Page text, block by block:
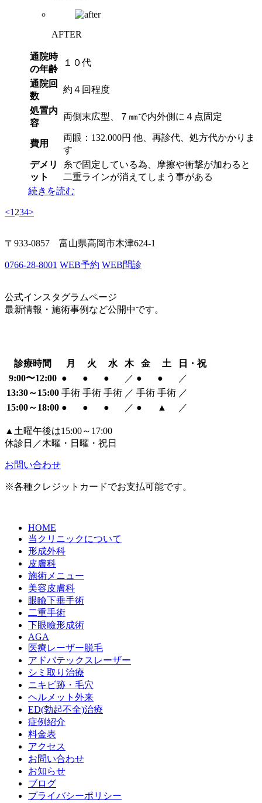
AFTER
通院時
の年齢
１０代
通院回
数
約４回程度
処置内
容
両側末広型、７㎜で内外側に４点固定
費用
両眼：132.000円 他、再診代、処方代かかりま
す
デメリ
ット
糸で固定している為、摩擦や衝撃が加わると
二重ラインが消えてしまう事がある
続きを読む
<1 234>
〒933-0857 富山県高岡市木津624-1
0766-28-8001 WEB予約 WEB問診
公式インスタグラムページ
最新情報・施術事例など公開中です。
診療時間 月 火 水 木 金 土
日・祝
9:00〜12:00 ● ● ● ／ ● ●
／
13:30～15:00 手術 手術 手術 ／ 手術 手術 ／
15:00～18:00 ● ● ● ／ ● ▲ ／
▲土曜午後は15:00～17:00
休診日／木曜・日曜・祝日
お問い合わせ
※各種クレジットカードでお支払可能です。
HOME
当クリニックについて
形成外科
皮膚科
施術メニュー
美容皮膚科
眼瞼下垂手術
二重手術
下眼瞼形成術
AGA
医療レーザー脱毛
アドバテックスレーザー
シミ取り治療
ニキビ跡・毛穴
ヘルメット外来
ED(勃起不全)治療
症例紹介
料金表
アクセス
お問い合わせ
お知らせ
ブログ
プライバシーポリシー